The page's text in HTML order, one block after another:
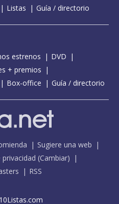
Listas Guía / directorio
estrenos
DVD
+ premios
Box-office Guía / directorio
Sugiere una web
(Cambiar)
RSS